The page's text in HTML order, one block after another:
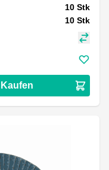
10 Stk
10 Stk
Kaufen